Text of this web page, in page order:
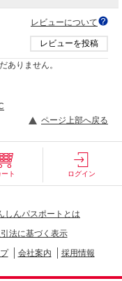
レビューについて
レビューを投稿
ありません。
ページ上部へ戻る
ート ログイン
しんパスポートとは
法に基づく表示
会社案内 採用情報